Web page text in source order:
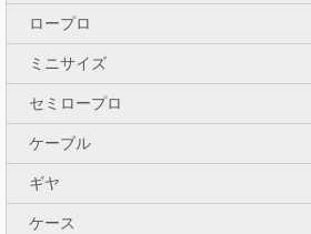
ロープロ
ミニサイズ
セミロープロ
ケーブル
ギヤ
ケース